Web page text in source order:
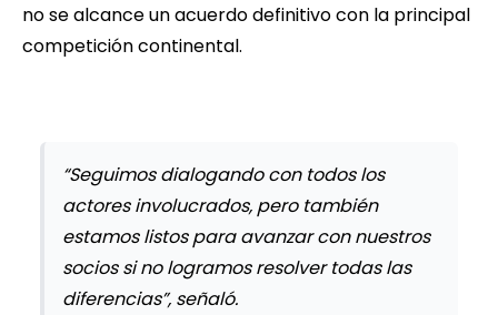
no se alcance un acuerdo definitivo con la principal
competición continental.
“Seguimos dialogando con todos los
actores involucrados, pero también
estamos listos para avanzar con nuestros
socios si no logramos resolver todas las
diferencias”, señaló.